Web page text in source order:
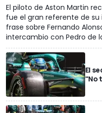
El piloto de Aston Martin
fue el gran referente de su
frase sobre Fernando
intercambio con Pedro de
El
"No